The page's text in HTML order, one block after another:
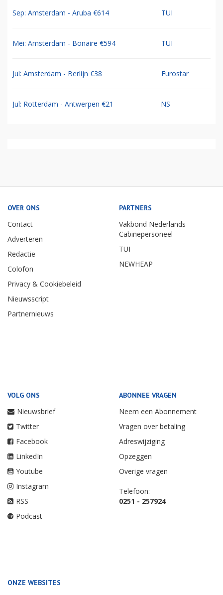
Sep: Amsterdam - Aruba €614 TUI
Mei: Amsterdam - Bonaire €594 TUI
Jul: Amsterdam - Berlijn €38 Eurostar
Jul: Rotterdam - Antwerpen €21 NS
OVER ONS
Contact
Adverteren
Redactie
Colofon
Privacy & Cookiebeleid
Nieuwsscript
Partnernieuws
PARTNERS
Vakbond Nederlands
Cabinepersoneel
TUI
NEWHEAP
VOLG ONS
Nieuwsbrief
Twitter
Facebook
LinkedIn
Youtube
Instagram
RSS
Podcast
ABONNEE VRAGEN
Neem een Abonnement
Vragen over betaling
Adreswijziging
Opzeggen
Overige vragen
Telefoon:
0251 - 257924
ONZE WEBSITES